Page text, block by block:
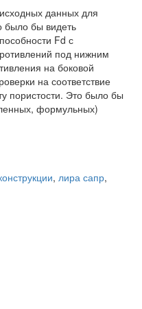
данных для
было бы видеть
Fd с
под нижним
на боковой
на соответствие
пористости. Это было бы
формульных)
, лира сапр,